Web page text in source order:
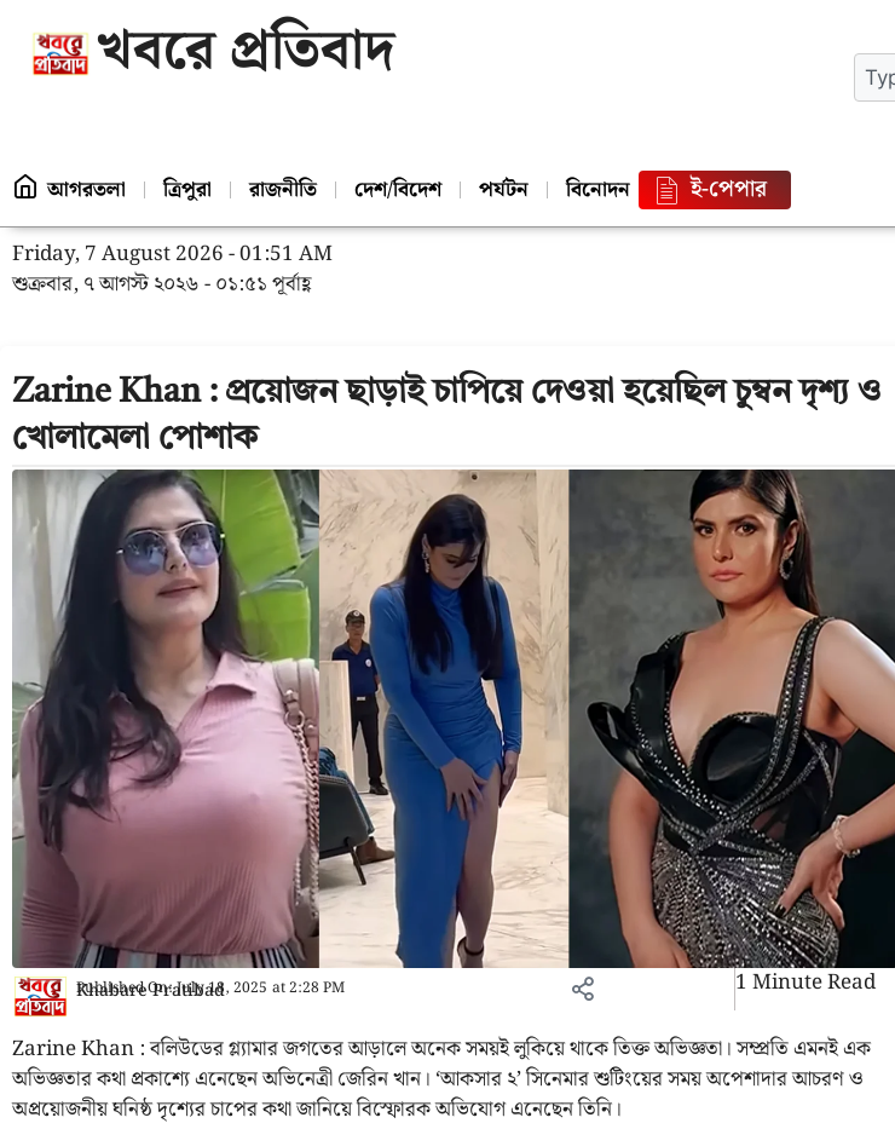
খবরে প্রতিবাদ
আগরতলা ত্রিপুরা রাজনীতি দেশ/বিদেশ পর্যটন বিনোদন ই-পেপার
Friday, 7 August 2026 - 01:51 AM
শুক্রবার, ৭ আগস্ট ২০২৬ - ০১:৫১ পূর্বাহ্ণ
Zarine Khan : প্রয়োজন ছাড়াই চাপিয়ে দেওয়া হয়েছিল চুম্বন দৃশ্য ও
খোলামেলা পোশাক
Khabare Pratibad
Published On:July 18, 2025 at2:28 PM
1 Minute Read
Zarine Khan : বলিউডের গ্ল্যামার জগতের আড়ালে অনেক সময়ই লুকিয়ে থাকে তিক্ত অভিজ্ঞতা। সম্প্রতি এমনই এক
অভিজ্ঞতার কথা প্রকাশ্যে এনেছেন অভিনেত্রী জেরিন খান। ‘আকসার ২’ সিনেমার শুটিংয়ের সময় অপেশাদার আচরণ ও
অপ্রয়োজনীয় ঘনিষ্ঠ দৃশ্যের চাপের কথা জানিয়ে বিস্ফোরক অভিযোগ এনেছেন তিনি।